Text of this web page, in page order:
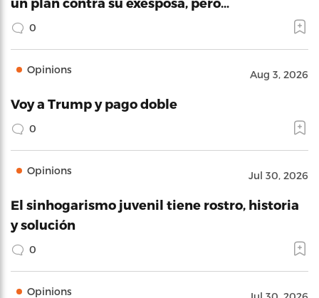
0
Opinions Aug 3, 2026
Voy a Trump y pago doble
0
Opinions Jul 30, 2026
El sinhogarismo juvenil tiene rostro, historia
y solución
0
Opinions